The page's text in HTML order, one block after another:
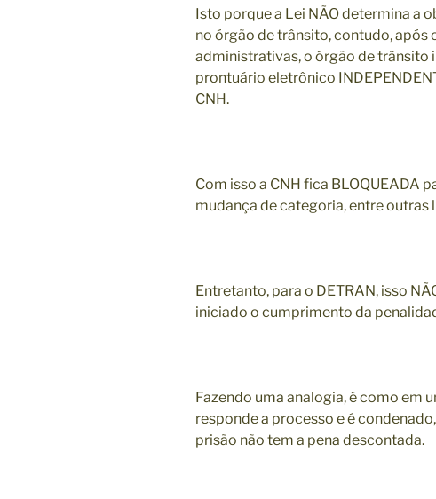
Isto porque a Lei NÃO determina a
no órgão de trânsito, contudo, após
administrativas, o órgão de trânsito
prontuário eletrônico
CNH.
Com isso a CNH fica BLOQUEADA
mudança de categoria, entre outras
Entretanto, para o DETRAN, isso
iniciado o cumprimento da
Fazendo uma analogia, é como em
responde a processo e é
prisão não tem a pena descontada.